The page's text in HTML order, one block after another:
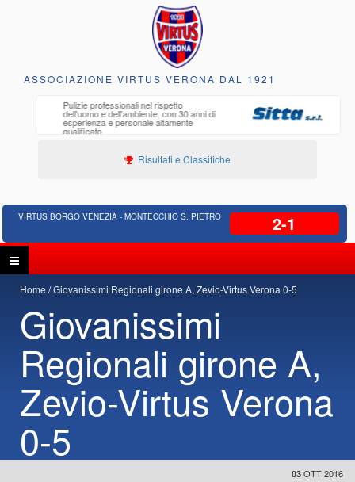
ASSOCIAZIONE VIRTUS VERONA DAL 1921
Edilizia Residenziale, Opere pubbliche,
Progettazione Strade, Opere idrauliche,
Risultati e Classifiche
VIRTUS BORGO VENEZIA - MONTECCHIO S. PIETRO 2-1
Home Giovanissimi Regionali girone A, Zevio-Virtus Verona 0-5
Giovanissimi
Regionali girone A,
Zevio-Virtus Verona
0-5
03 OTT 2016